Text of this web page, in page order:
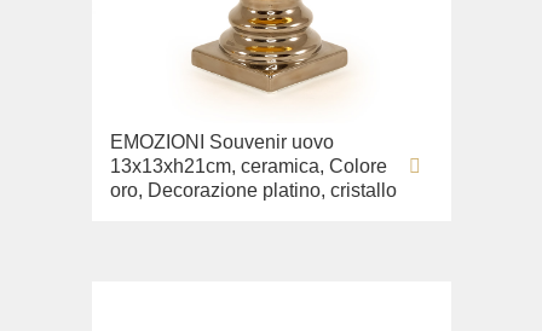
EMOZIONI Souvenir uovo
13x13xh21cm, ceramica, Colore
oro, Decorazione platino, cristallo